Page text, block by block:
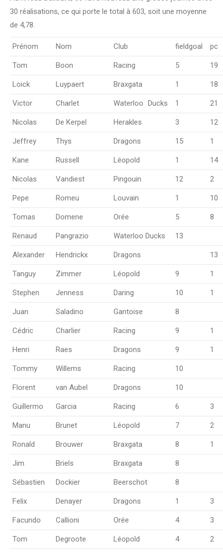
30 réalisations, ce qui porte le total à 603, soit une moyenne
de 4,78.
Prénom Nom Club fieldgoal pc
Tom Boon Racing 5 19
Loick Luypaert Braxgata 1 18
Victor Charlet Waterloo Ducks 1 21
Nicolas De Kerpel Herakles 3 12
Jeffrey Thys Dragons 15 1
Kane Russell Léopold 1 14
Nicolas Vandiest Pingouin 12 2
Pepe Romeu Louvain 1 10
Tomas Domene Orée 5 8
Renaud Pangrazio Waterloo Ducks 13
Alexander Hendrickx Dragons 13
Tanguy Zimmer Léopold 9 1
Stephen Jenness Daring 10 1
Juan Saladino Gantoise 8
Cédric Charlier Racing 9 1
Henri Raes Dragons 9 1
Tommy Willems Racing 10
Florent van Aubel Dragons 10
Guillermo Garcia Racing 6 3
Manu Brunet Léopold 7 2
Ronald Brouwer Braxgata 8 1
Jim Briels Braxgata 8
Sébastien Dockier Beerschot 8
Felix Denayer Dragons 1 3
Facundo Callioni Orée 4 3
Tom Degroote Léopold 4 2